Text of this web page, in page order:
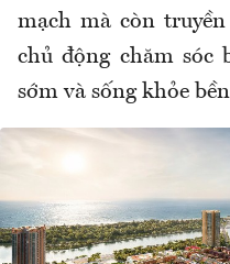
mạch mà còn
chủ động chăm sóc
sớm và sống khỏe